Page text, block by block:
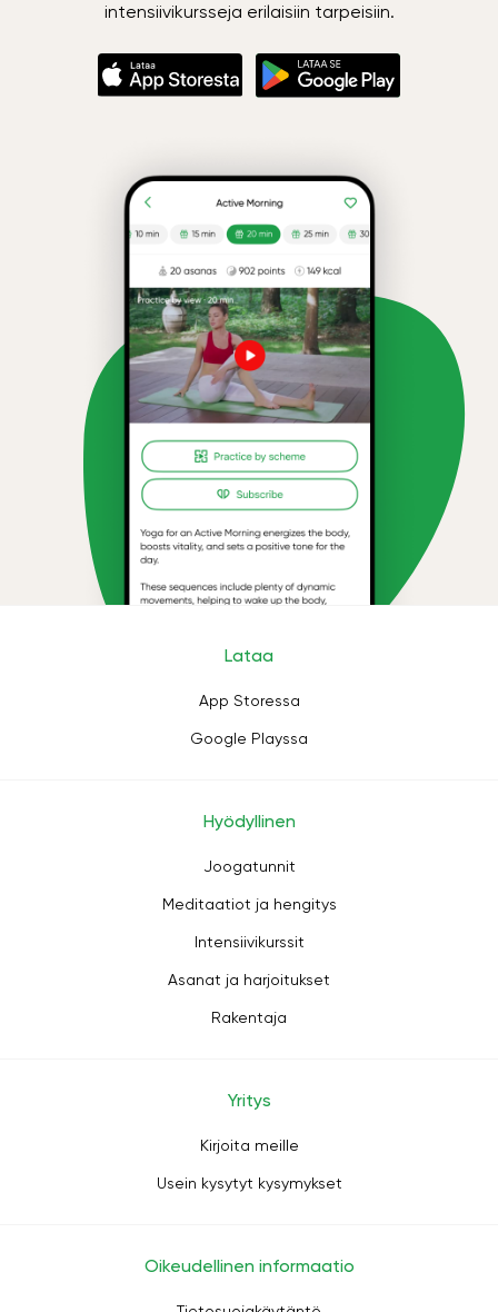
intensiivikursseja erilaisiin tarpeisiin.
Lataa
App Storessa
Google Playssa
Hyödyllinen
Joogatunnit
Meditaatiot ja hengitys
Intensiivikurssit
Asanat ja harjoitukset
Rakentaja
Yritys
Kirjoita meille
Usein kysytyt kysymykset
Oikeudellinen informaatio